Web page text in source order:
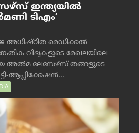
ഇന്ത്യയിൽ
ടിഎം’
മെഡിക്കൽ
വിദ്യകളുടെ മേഖലയിലെ
അൽമ ലേസേഴ്സ് തങ്ങളുടെ
ആപ്ലിക്കേഷൻ...